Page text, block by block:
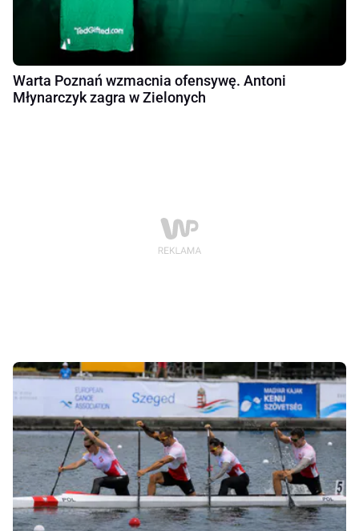
Warta Poznań wzmacnia ofensywę. Antoni
Młynarczyk zagra w Zielonych